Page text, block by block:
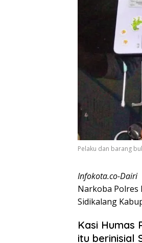
Pelaku dan barang
Infokota.co-Dairi
Narkoba Polres
Sidikalang
Kasi Humas
itu berinisial